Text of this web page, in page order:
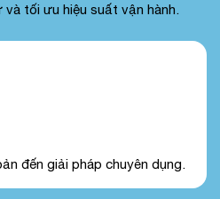
tối ưu hiệu suất vận hành.
đến giải pháp chuyên dụng.